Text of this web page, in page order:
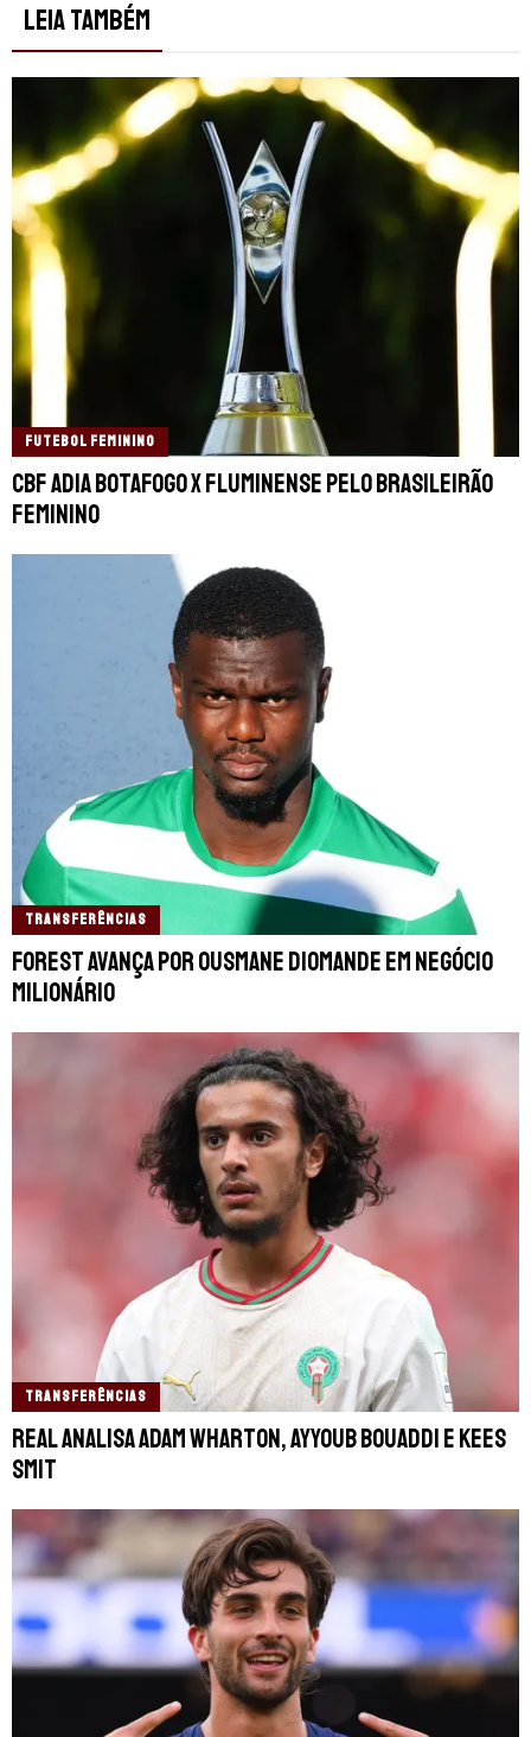
LEIA TAMBÉM
FUTEBOL FEMININO
CBF adia Botafogo x Fluminense pelo Brasileirão
Feminino
TRANSFERÊNCIAS
Forest avança por Ousmane Diomande em negócio
milionário
TRANSFERÊNCIAS
Real analisa Adam Wharton, Ayyoub Bouaddi e Kees
Smit